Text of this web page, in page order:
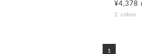
¥4,378
2 colors
1